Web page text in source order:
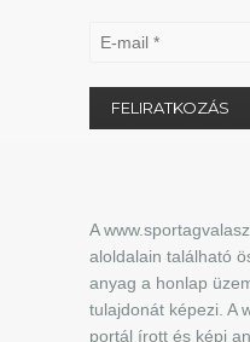
A
aloldalain található
anyag a honlap
tulajdonát képezi. A
portál írott és képi